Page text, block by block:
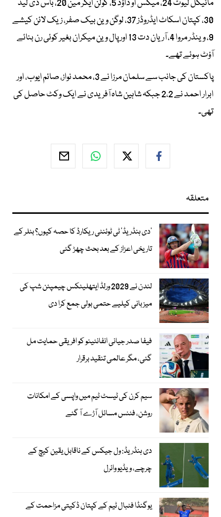
مائیکل لیوٹ 24، میکس او داؤد 5، کولن ایکر مین 20، باس ڈی لیڈ
30، کپتان اسکاٹ ایڈروڈز 37، لوگن وین بیک صفر، زیک لائن کیشے
9، وینڈر مروا 4، آریان دت 13 اور پال وین میکران بغیر کوئی رن بنائے
آؤٹ ہوئے تھے۔
پاکستان کی جانب سے سلمان مرزا نے 3، محمد نواز، صائم ایوب، اور
ابرار احمد نے 2،2 جبکہ شاہین شاہ آفریدی نے ایک وکٹ حاصل کی
تھی۔
متعلقہ
’دی ہنڈریڈ‘ ٹی ٹوئنٹی ریکارڈ کا حصہ کیوں؟ بٹلر کے
تاریخی اعزاز کے بعد بحث چھڑ گئی
لندن نے 2029 ورلڈ ایتھلیٹکس چیمپئن شپ کی
میزبانی کیلیے حتمی بولی جمع کرا دی
فیفا صدر جیانی انفانٹینو کو افریقی حمایت مل
گئی، مگر عالمی تنقید برقرار
سیم کرن کی ٹیسٹ ٹیم میں واپسی کے امکانات
روشن، فٹنس مسائل آڑے آ گئے
دی ہنڈریڈ: ول جیکس کے ناقابل یقین کیچ کے
چرچے، ویڈیو وائرل
یوگنڈا فٹبال ٹیم کے کپتان ڈکیتی مزاحمت کے